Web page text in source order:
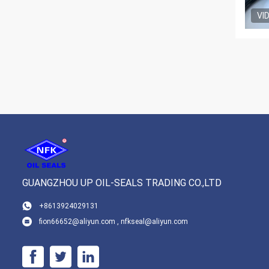
GUANGZHOU UP OIL-SEALS TRADING CO.,LTD
+8613924029131
fion66652@aliyun.com , nfkseal@aliyun.com